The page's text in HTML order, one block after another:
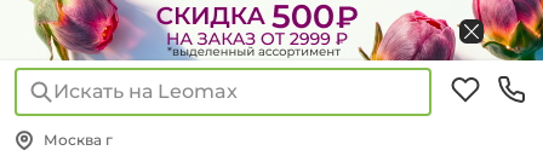
Искать на Leomax
Москва г